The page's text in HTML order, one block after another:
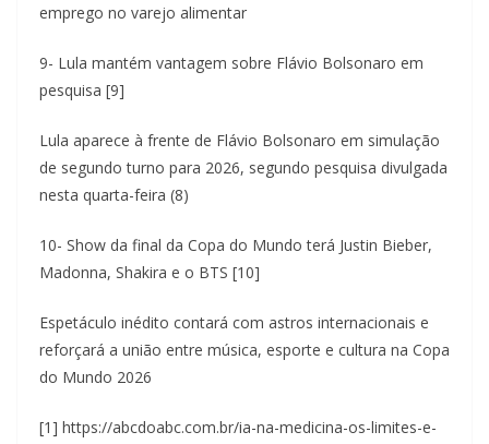
emprego no varejo alimentar
9- Lula mantém vantagem sobre Flávio Bolsonaro em
pesquisa [9]
Lula aparece à frente de Flávio Bolsonaro em simulação
de segundo turno para 2026, segundo pesquisa divulgada
nesta quarta-feira (8)
10- Show da final da Copa do Mundo terá Justin Bieber,
Madonna, Shakira e o BTS [10]
Espetáculo inédito contará com astros internacionais e
reforçará a união entre música, esporte e cultura na Copa
do Mundo 2026
[1] https://abcdoabc.com.br/ia-na-medicina-os-limites-e-